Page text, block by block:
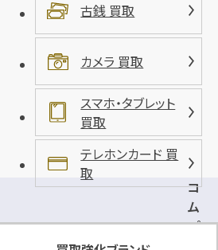
コ
ム
パ
古銭 買取
カメラ 買取
スマホ・タブレット
買取
テレホンカード 買
取